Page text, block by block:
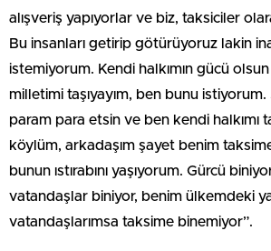
alışveriş yapıyorlar ve biz, taksiciler
Bu insanları getirip götürüyoruz lakin
istemiyorum. Kendi halkımın gücü
milletimi taşıyayım, ben bunu
param para etsin ve ben kendi halkımı
köylüm, arkadaşım şayet benim
bunun ıstırabını yaşıyorum. Gürcü
vatandaşlar biniyor, benim ülkemdeki
vatandaşlarımsa taksime binemiyor”.